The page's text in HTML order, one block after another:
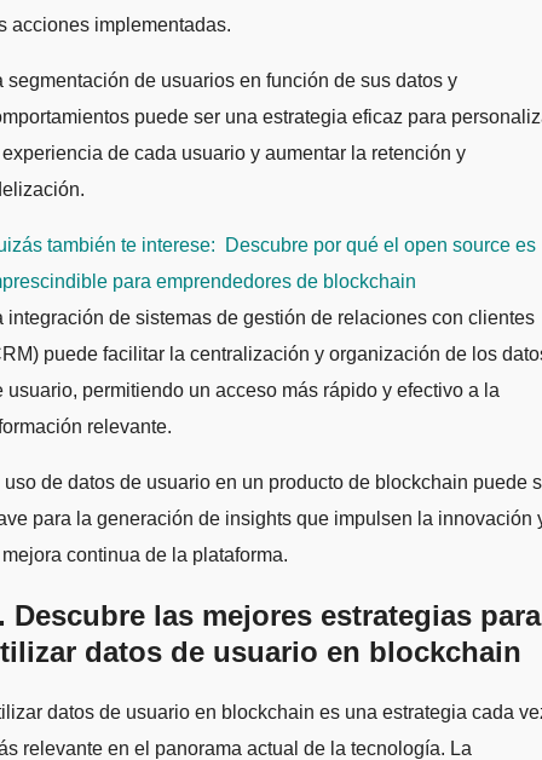
acciones implementadas.
segmentación de usuarios en función de sus datos y
puede ser una estrategia eficaz para
de cada usuario y aumentar la retención y
también te interese:
Descubre por qué el open source es
para emprendedores de blockchain
integración de sistemas de gestión de relaciones con clientes
puede facilitar la centralización y organización de los
usuario, permitiendo un acceso más rápido y efectivo a la
relevante.
uso de datos de usuario en un producto de blockchain puede
para la generación de insights que impulsen la innovación
continua de la plataforma.
Descubre las mejores estrategias para
datos de usuario en blockchain
datos de usuario en blockchain es una estrategia cada
relevante en el panorama actual de la tecnología. La